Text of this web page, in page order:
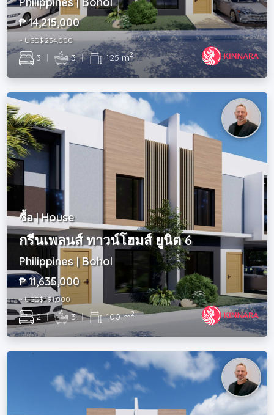
₱ 14,215,000
~ USD$ 234,000
3 | 3 | 125 m2
ซื้อ | House
กรีนเพลนส์ ทาวน์โฮมส์ ยูนิต 6
Philippines | Bohol
₱ 11,635,000
~ USD$ 191,000
2 | 3 | 100 m2